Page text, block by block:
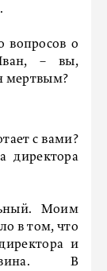
вопросов о
– вы,
мертвым?
с вами?
директора
Моим
в том, что
и
В